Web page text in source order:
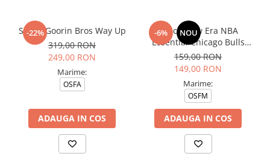
-22%
Sapca Goorin Bros Way Up
319,00 RON
249,00 RON
Marime:
OSFA
ADAUGA IN COS
-6% NOU
Sapca New Era NBA
Essential Chicago Bulls
Blkblk
159,00 RON
149,00 RON
Marime:
OSFM
ADAUGA IN COS